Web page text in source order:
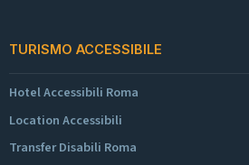
TURISMO ACCESSIBILE
Hotel Accessibili Roma
Location Accessibili
Transfer Disabili Roma